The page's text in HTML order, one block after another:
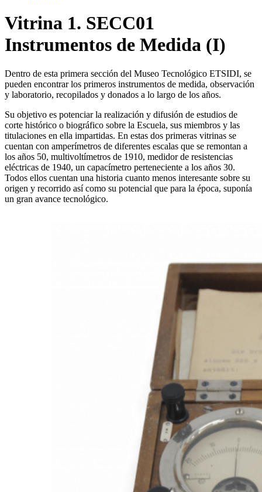
Vitrina 1. SECC01
Instrumentos de Medida (I)
Dentro de esta primera sección del Museo Tecnológico ETSIDI, se
pueden encontrar los primeros instrumentos de medida, observación
y laboratorio, recopilados y donados a lo largo de los años.
Su objetivo es potenciar la realización y difusión de estudios de
corte histórico o biográfico sobre la Escuela, sus miembros y las
titulaciones en ella impartidas. En estas dos primeras vitrinas se
cuentan con amperímetros de diferentes escalas que se remontan a
los años 50, multivoltímetros de 1910, medidor de resistencias
eléctricas de 1940, un capacímetro perteneciente a los años 30.
Todos ellos cuentan una historia cuanto menos interesante sobre su
origen y recorrido así como su potencial que para la época, suponía
un gran avance tecnológico.